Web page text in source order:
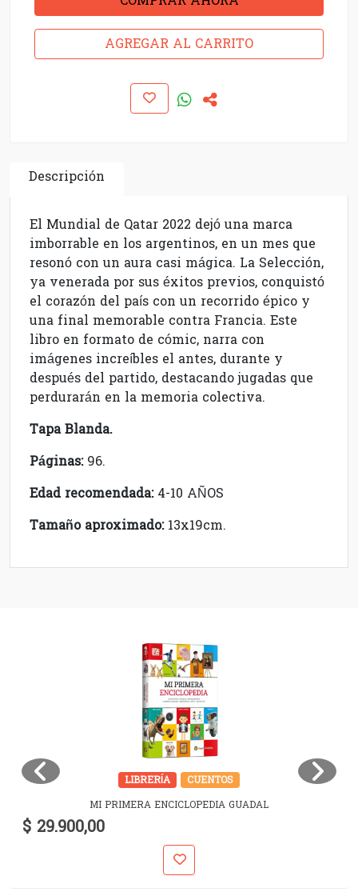
AGREGAR AL CARRITO
Descripción
El Mundial de Qatar 2022 dejó una marca
imborrable en los argentinos, en un mes que
resonó con un aura casi mágica. La Selección,
ya venerada por sus éxitos previos, conquistó
el corazón del país con un recorrido épico y
una final memorable contra Francia. Este
libro en formato de cómic, narra con
imágenes increíbles el antes, durante y
después del partido, destacando jugadas que
perdurarán en la memoria colectiva.
Tapa Blanda.
Páginas:96.
Edad recomendada:4-10 AÑOS
Tamaño aproximado:13x19cm.
LIBRERÍA
CUENTOS
MI PRIMERA ENCICLOPEDIA GUADAL
$ 29.900,00